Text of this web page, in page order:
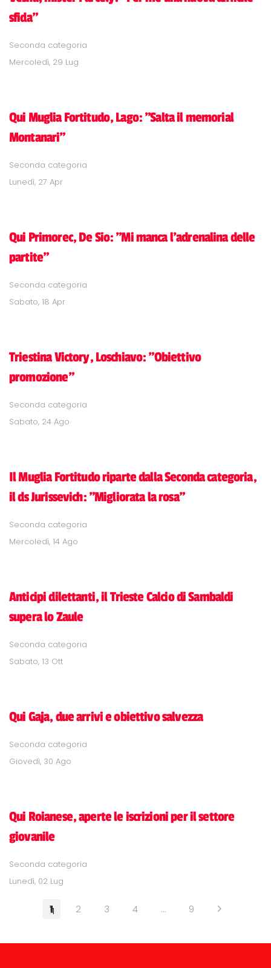
sfida"
Seconda categoria
Mercoledì, 29 Lug
Qui Muglia Fortitudo, Lago: "Salta il memorial
Montanari"
Seconda categoria
Lunedì, 27 Apr
Qui Primorec, De Sio: "Mi manca l'adrenalina delle
partite"
Seconda categoria
Sabato, 18 Apr
Triestina Victory, Loschiavo: "Obiettivo
promozione"
Seconda categoria
Sabato, 24 Ago
Il Muglia Fortitudo riparte dalla Seconda categoria,
il ds Jurissevich: "Migliorata la rosa"
Seconda categoria
Mercoledì, 14 Ago
Anticipi dilettanti, il Trieste Calcio di Sambaldi
supera lo Zaule
Seconda categoria
Sabato, 13 Ott
Qui Gaja, due arrivi e obiettivo salvezza
Seconda categoria
Giovedì, 30 Ago
Qui Roianese, aperte le iscrizioni per il settore
giovanile
Seconda categoria
Lunedì, 02 Lug
1 2 3 4 … 9